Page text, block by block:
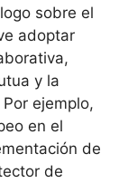
sobre el
adoptar
y la
ejemplo,
en el
de
de